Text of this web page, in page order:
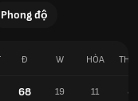
Phong độ
Đ W HÒA
68 19 11 8